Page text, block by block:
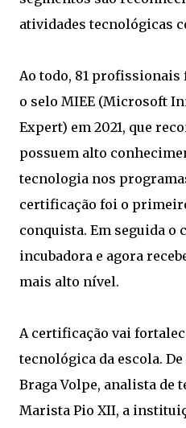
atividades tecnológicas
Ao todo, 81
o selo MIEE (Microsoft
Expert) em 2021, que
possuem alto
tecnologia nos
certificação foi o
conquista. Em seguida o
incubadora e agora
mais alto nível.
A certificação vai
tecnológica da escola.
Braga Volpe, analista de
Marista Pio XII, a